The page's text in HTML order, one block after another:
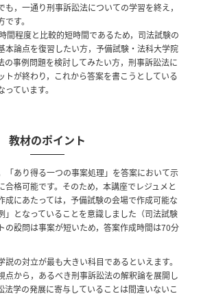
，一通り刑事訴訟法についての学習を終え，
す。
間程度と比較的短時間であるため，司法試験の
本論点を復習したい方，予備試験・法科大学院
の事例問題を検討してみたい方，刑事訴訟法に
トが終わり，これから答案を書こうとしている
ています。
教材のポイント
「あり得る一つの事案処理」を答案において示
合格可能です。そのため，本講座でレジュメと
成にあたっては，予備試験の会場で作成可能な
」となっていることを意識しました（司法試験
の設問は事案が短いため，答案作成時間は70分
の対立が最も大きい科目であるといえます。
点から，あるべき刑事訴訟法の解釈論を展開し
法学の発展に寄与していることは間違いないこ